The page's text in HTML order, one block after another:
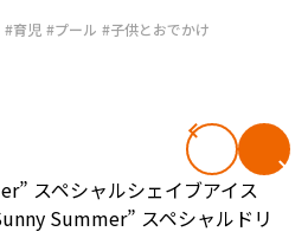
#育児 #プール #子供とおでかけ